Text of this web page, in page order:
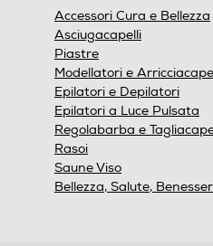
Accessori Cura e Bellezza
Asciugacapelli
Piastre
Modellatori e
Epilatori e Depilatori
Epilatori a Luce Pulsata
Regolabarba e
Rasoi
Saune Viso
Bellezza, Salute,